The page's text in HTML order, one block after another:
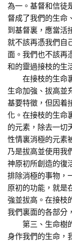
為一。基督和信徒
督成了我們的生命
到基督裏，應當活
就不該再憑我們自
面。我們也不該再
和的靈過接枝的生
在接枝的生命裏
生命加強、拔高並
基要特徵，但因着
化。在接枝的生命
的元素，除去一切
性情裏消極的元素
乃是拔高並使用我
神原初所創造的復
排除消極的事物，
原初的功能，就是
強並拔高。在接枝
我們裏面的各部分
第三、生命樹的
身作我們的生命，